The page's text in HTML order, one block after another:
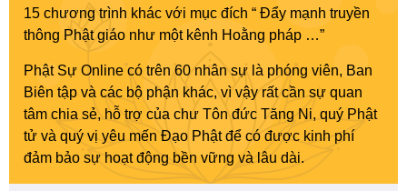
15 chương trình khác với mục đích “ Đẩy mạnh truyền
thông Phật giáo như một kênh Hoằng pháp …”
Phật Sự Online có trên 60 nhân sự là phóng viên, Ban
Biên tập và các bộ phận khác, vì vậy rất cần sự quan
tâm chia sẻ, hỗ trợ của chư Tôn đức Tăng Ni, quý Phật
tử và quý vị yêu mến Đạo Phật để có được kinh phí
đảm bảo sự hoạt động bền vững và lâu dài.